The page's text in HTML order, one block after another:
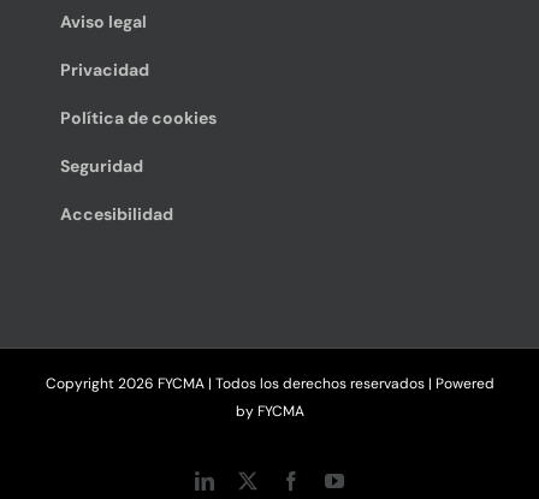
Aviso legal
Privacidad
Política de cookies
Seguridad
Accesibilidad
Copyright2026 FYCMA | Todos los derechos reservados | Powered
byFYCMA
LinkedIn FacebookYouTube